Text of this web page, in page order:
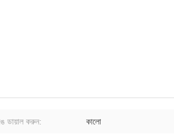
ডায়াল করুন: কালো